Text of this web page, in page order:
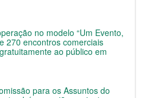
no modelo “Um Evento,
270 encontros comerciais
ao público em
para os Assuntos do